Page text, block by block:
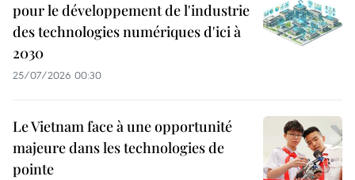
pour le développement de l'industrie
des technologies numériques d'ici à
2030
25/07/2026 00:30
Le Vietnam face à une opportunité
majeure dans les technologies de
pointe